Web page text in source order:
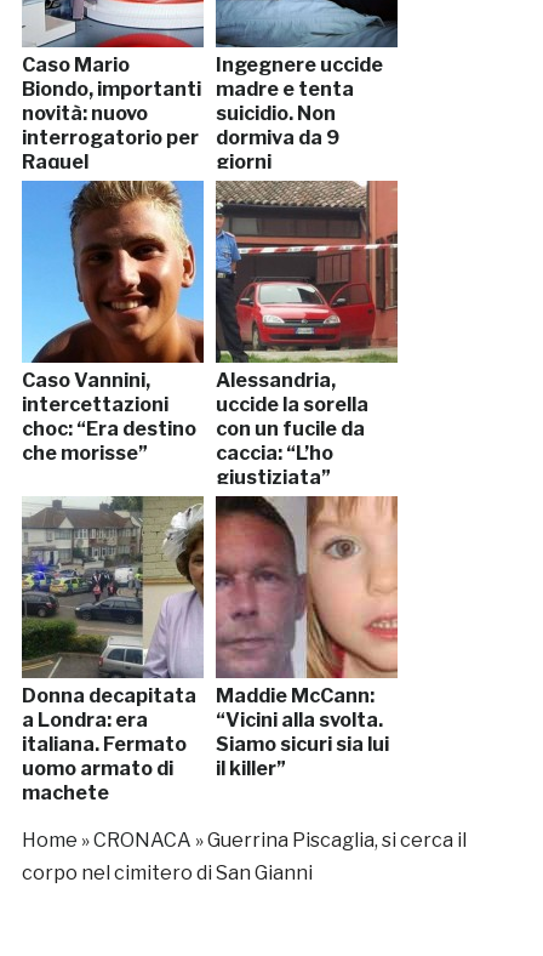
Caso Mario
Biondo, importanti
novità: nuovo
interrogatorio per
Raquel
Ingegnere uccide
madre e tenta
suicidio. Non
dormiva da 9
giorni
Caso Vannini,
intercettazioni
choc: “Era destino
che morisse”
Alessandria,
uccide la sorella
con un fucile da
caccia: “L’ho
giustiziata”
Donna decapitata
a Londra: era
italiana. Fermato
uomo armato di
machete
Maddie McCann:
“Vicini alla svolta.
Siamo sicuri sia lui
il killer”
Home »CRONACA »Guerrina Piscaglia, si cerca il
corpo nel cimitero di San Gianni